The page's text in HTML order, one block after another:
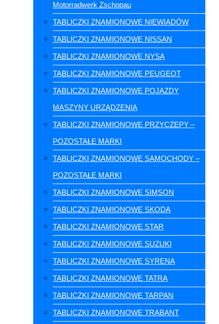
Motorradwerk Zschopau
TABLICZKI ZNAMIONOWE NIEWIADÓW
TABLICZKI ZNAMIONOWE NISSAN
TABLICZKI ZNAMIONOWE NYSA
TABLICZKI ZNAMIONOWE PEUGEOT
TABLICZKI ZNAMIONOWE POJAZDY
MASZYNY URZĄDZENIA
TABLICZKI ZNAMIONOWE PRZYCZEPY –
POZOSTAŁE MARKI
TABLICZKI ZNAMIONOWE SAMOCHODY –
POZOSTAŁE MARKI
TABLICZKI ZNAMIONOWE SIMSON
TABLICZKI ZNAMIONOWE SKODA
TABLICZKI ZNAMIONOWE STAR
TABLICZKI ZNAMIONOWE SUZUKI
TABLICZKI ZNAMIONOWE SYRENA
TABLICZKI ZNAMIONOWE TATRA
TABLICZKI ZNAMIONOWE TARPAN
TABLICZKI ZNAMIONOWE TRABANT